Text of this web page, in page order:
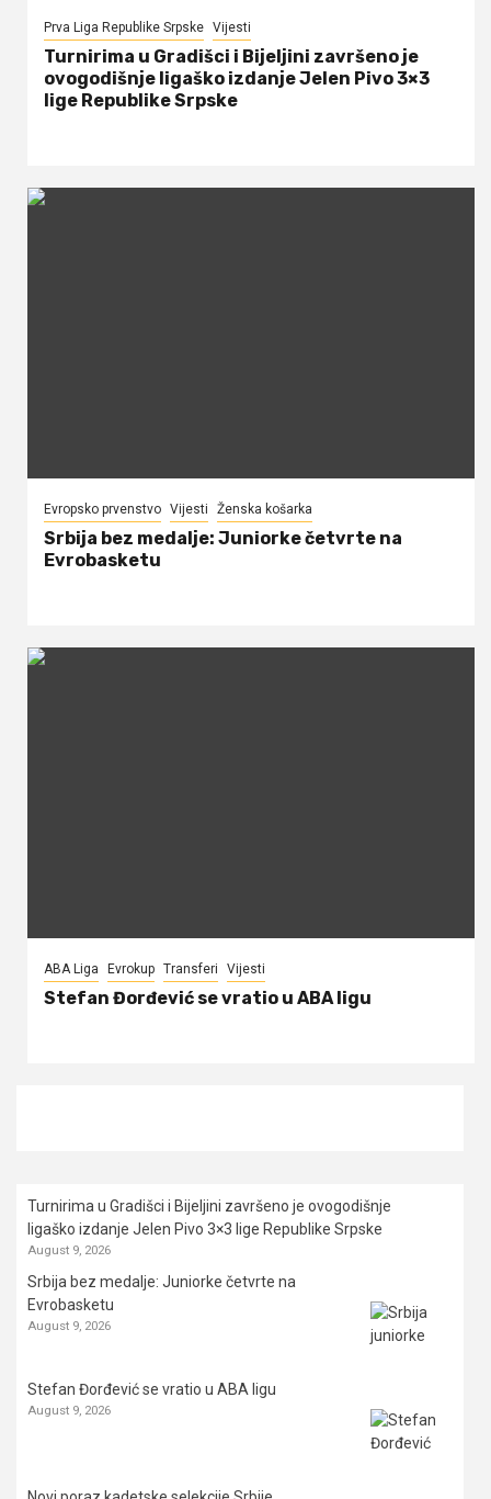
Prva Liga Republike Srpske Vijesti
Turnirima u Gradišci i Bijeljini završeno je
ovogodišnje ligaško izdanje Jelen Pivo 3×3
lige Republike Srpske
Evropsko prvenstvo Vijesti Ženska košarka
Srbija bez medalje: Juniorke četvrte na
Evrobasketu
ABA Liga Evrokup Transferi Vijesti
Stefan Đorđević se vratio u ABA ligu
Turnirima u Gradišci i Bijeljini završeno je ovogodišnje
ligaško izdanje Jelen Pivo 3×3 lige Republike Srpske
August 9, 2026
Srbija bez medalje: Juniorke četvrte na
Evrobasketu
August 9, 2026
Stefan Đorđević se vratio u ABA ligu
August 9, 2026